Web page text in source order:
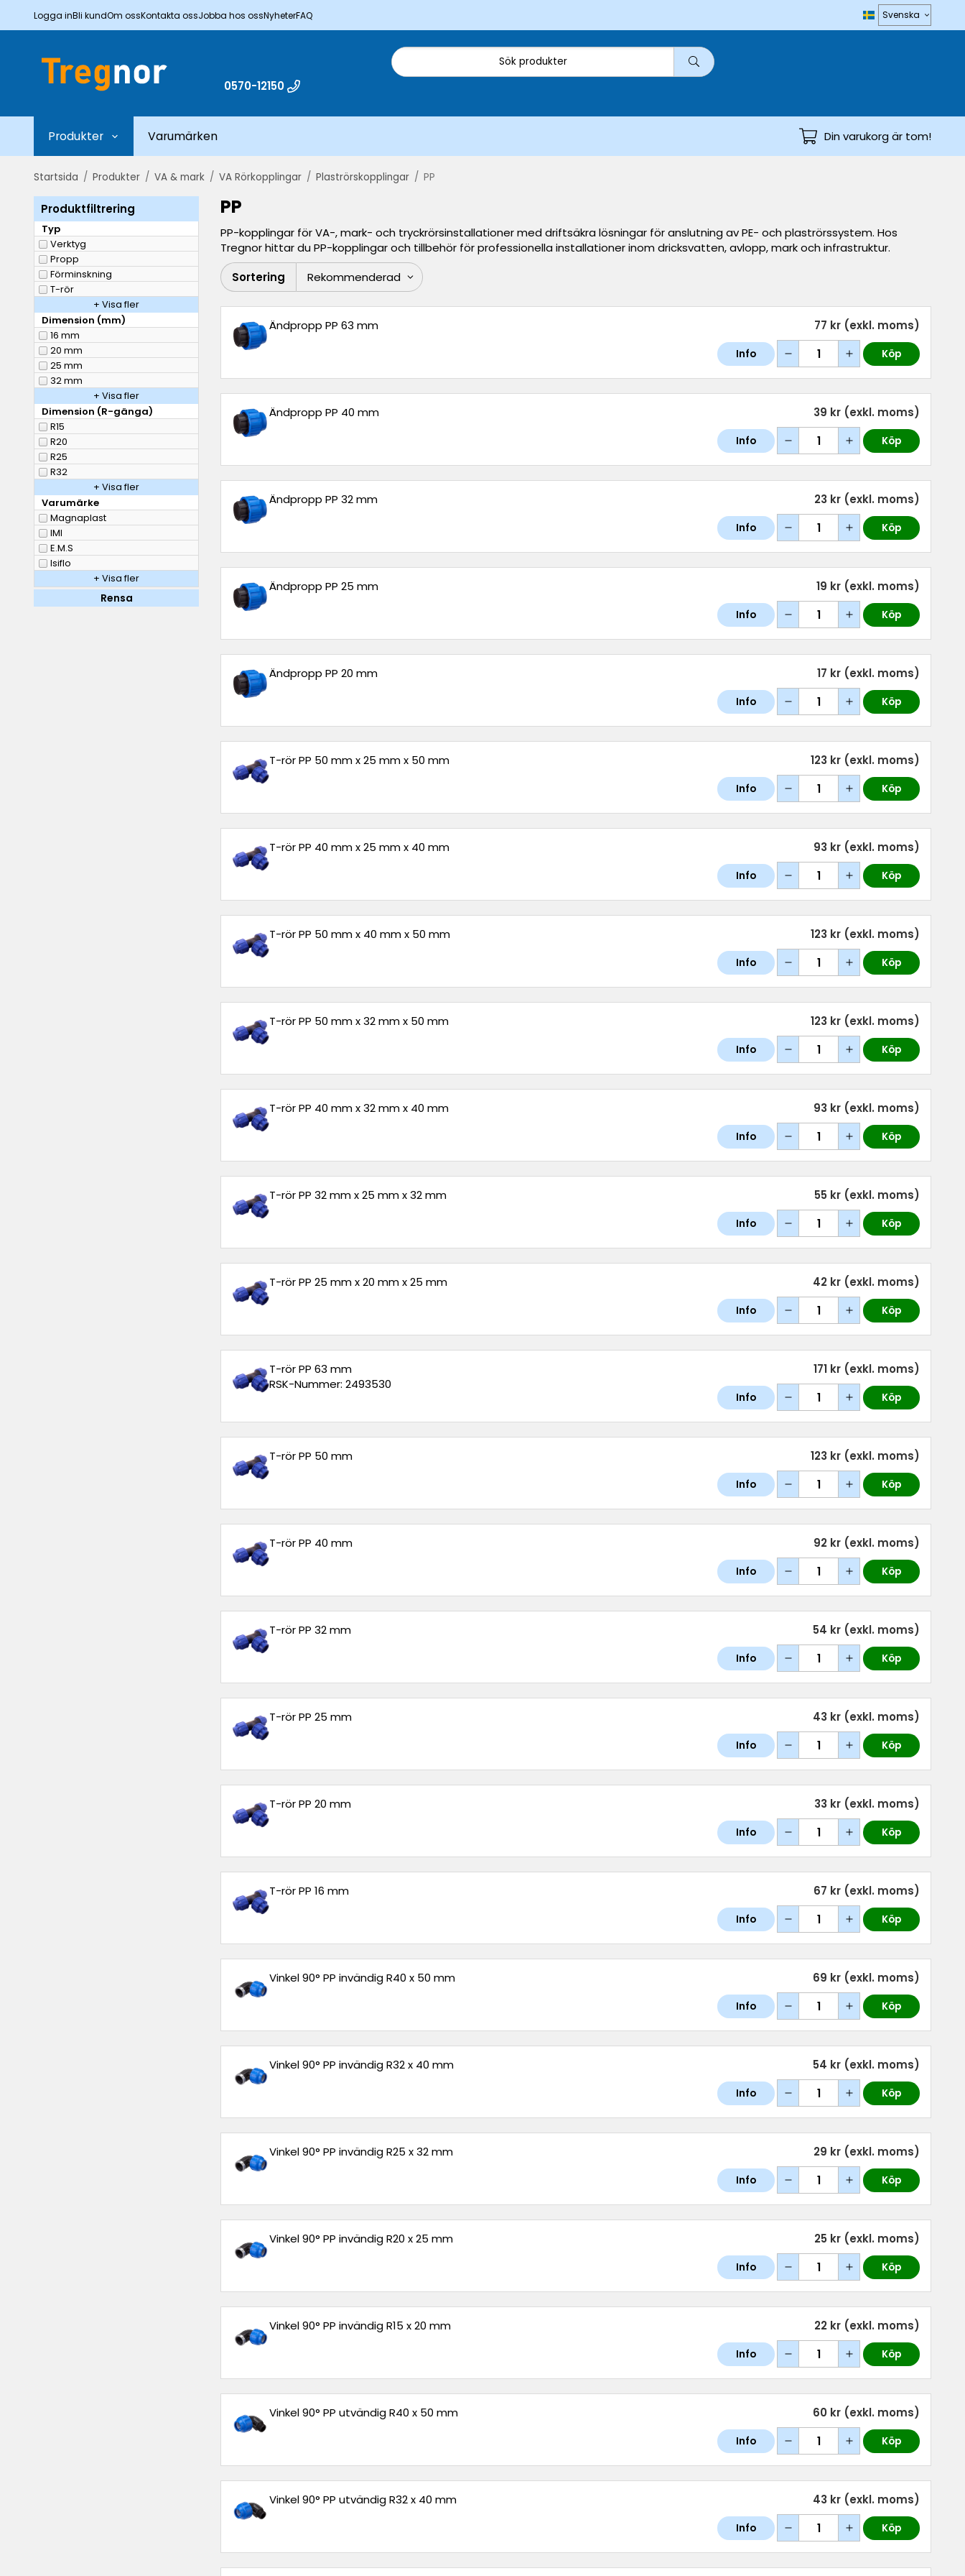
Logga inBli kundOm ossKontakta ossJobba hos ossNyheterFAQ
0570-12150
Produkter Varumärken Din varukorg är tom!
Startsida / Produkter / VA & mark / VA Rörkopplingar / Plaströrskopplingar / PP
Produktfiltrering
Typ
Verktyg
Propp
Förminskning
T-rör
+ Visa fler
Dimension (mm)
16 mm
20 mm
25 mm
32 mm
+ Visa fler
Dimension (R-gänga)
R15
R20
R25
R32
+ Visa fler
Varumärke
Magnaplast
IMI
E.M.S
Isiflo
+ Visa fler
Rensa
PP
PP-kopplingar för VA-, mark- och tryckrörsinstallationer med driftsäkra lösningar för anslutning av PE- och plaströrssystem. Hos
Tregnor hittar du PP-kopplingar och tillbehör för professionella installationer inom dricksvatten, avlopp, mark och infrastruktur.
Sortering
Ändpropp PP 63 mm 77 kr (exkl. moms)
Info Köp
Ändpropp PP 40 mm 39 kr (exkl. moms)
Info Köp
Ändpropp PP 32 mm 23 kr (exkl. moms)
Info Köp
Ändpropp PP 25 mm 19 kr (exkl. moms)
Info Köp
Ändpropp PP 20 mm 17 kr (exkl. moms)
Info Köp
T-rör PP 50 mm x 25 mm x 50 mm 123 kr (exkl. moms)
Info Köp
T-rör PP 40 mm x 25 mm x 40 mm 93 kr (exkl. moms)
Info Köp
T-rör PP 50 mm x 40 mm x 50 mm 123 kr (exkl. moms)
Info Köp
T-rör PP 50 mm x 32 mm x 50 mm 123 kr (exkl. moms)
Info Köp
T-rör PP 40 mm x 32 mm x 40 mm 93 kr (exkl. moms)
Info Köp
T-rör PP 32 mm x 25 mm x 32 mm 55 kr (exkl. moms)
Info Köp
T-rör PP 25 mm x 20 mm x 25 mm 42 kr (exkl. moms)
Info Köp
T-rör PP 63 mm
RSK-Nummer: 2493530
171 kr (exkl. moms)
Info Köp
T-rör PP 50 mm 123 kr (exkl. moms)
Info Köp
T-rör PP 40 mm 92 kr (exkl. moms)
Info Köp
T-rör PP 32 mm 54 kr (exkl. moms)
Info Köp
T-rör PP 25 mm 43 kr (exkl. moms)
Info Köp
T-rör PP 20 mm 33 kr (exkl. moms)
Info Köp
T-rör PP 16 mm 67 kr (exkl. moms)
Info Köp
Vinkel 90° PP invändig R40 x 50 mm 69 kr (exkl. moms)
Info Köp
Vinkel 90° PP invändig R32 x 40 mm 54 kr (exkl. moms)
Info Köp
Vinkel 90° PP invändig R25 x 32 mm 29 kr (exkl. moms)
Info Köp
Vinkel 90° PP invändig R20 x 25 mm 25 kr (exkl. moms)
Info Köp
Vinkel 90° PP invändig R15 x 20 mm 22 kr (exkl. moms)
Info Köp
Vinkel 90° PP utvändig R40 x 50 mm 60 kr (exkl. moms)
Info Köp
Vinkel 90° PP utvändig R32 x 40 mm 43 kr (exkl. moms)
Info Köp